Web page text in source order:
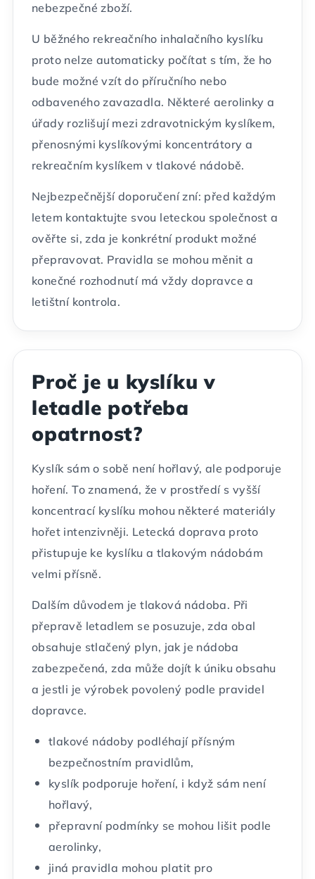
nebezpečné zboží.
U běžného rekreačního inhalačního kyslíku
proto nelze automaticky počítat s tím, že ho
bude možné vzít do příručního nebo
odbaveného zavazadla. Některé aerolinky a
úřady rozlišují mezi zdravotnickým kyslíkem,
přenosnými kyslíkovými koncentrátory a
rekreačním kyslíkem v tlakové nádobě.
Nejbezpečnější doporučení zní: před každým
letem kontaktujte svou leteckou společnost a
ověřte si, zda je konkrétní produkt možné
přepravovat. Pravidla se mohou měnit a
konečné rozhodnutí má vždy dopravce a
letištní kontrola.
Proč je u kyslíku v
letadle potřeba
opatrnost?
Kyslík sám o sobě není hořlavý, ale podporuje
hoření. To znamená, že v prostředí s vyšší
koncentrací kyslíku mohou některé materiály
hořet intenzivněji. Letecká doprava proto
přistupuje ke kyslíku a tlakovým nádobám
velmi přísně.
Dalším důvodem je tlaková nádoba. Při
přepravě letadlem se posuzuje, zda obal
obsahuje stlačený plyn, jak je nádoba
zabezpečená, zda může dojít k úniku obsahu
a jestli je výrobek povolený podle pravidel
dopravce.
tlakové nádoby podléhají přísným
bezpečnostním pravidlům,
kyslík podporuje hoření, i když sám není
hořlavý,
přepravní podmínky se mohou lišit podle
aerolinky,
jiná pravidla mohou platit pro